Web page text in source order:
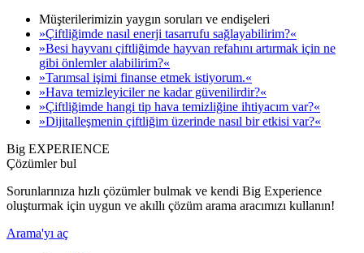
Müşterilerimizin yaygın soruları ve endişeleri
»Çiftliğimde nasıl enerji tasarrufu sağlayabilirim?«
»Besi hayvanı çiftliğimde hayvan refahını artırmak için ne
gibi önlemler alabilirim?«
»Tarımsal işimi finanse etmek istiyorum.«
»Hava temizleyiciler ne kadar güvenilirdir?«
»Çiftliğimde hangi tip hava temizliğine ihtiyacım var?«
»Dijitalleşmenin çiftliğim üzerinde nasıl bir etkisi var?«
Big EXPERIENCE
Çözümler bul
Sorunlarınıza hızlı çözümler bulmak ve kendi Big Experience
oluşturmak için uygun ve akıllı çözüm arama aracımızı kullanın!
Arama'yı aç